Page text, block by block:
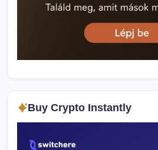
Buy Crypto Instantly